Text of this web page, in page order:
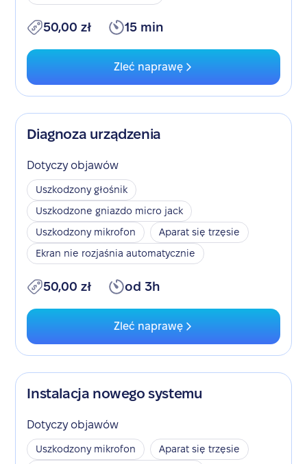
50,00 zł 15 min
Zleć naprawę
Diagnoza urządzenia
Dotyczy objawów
Uszkodzony głośnik
Uszkodzone gniazdo micro jack
Uszkodzony mikrofon
Aparat się trzęsie
Ekran nie rozjaśnia automatycznie
50,00 zł od 3h
Zleć naprawę
Instalacja nowego systemu
Dotyczy objawów
Uszkodzony mikrofon
Aparat się trzęsie